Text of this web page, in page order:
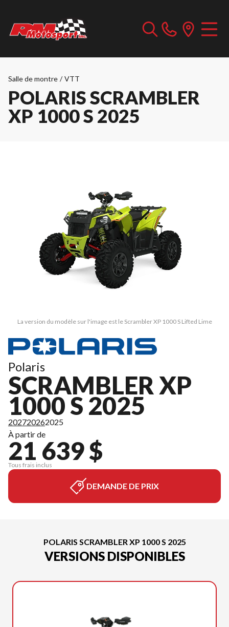
Salle de montre / VTT
POLARIS SCRAMBLER
XP 1000 S 2025
La version du modèle sur l'image est le Scrambler XP 1000 S Lifted Lime
Polaris
SCRAMBLER XP
1000 S 2025
202720262025
À partir de
21 639 $
Tous frais inclus
DEMANDE DE PRIX
POLARIS SCRAMBLER XP 1000 S 2025
VERSIONS DISPONIBLES